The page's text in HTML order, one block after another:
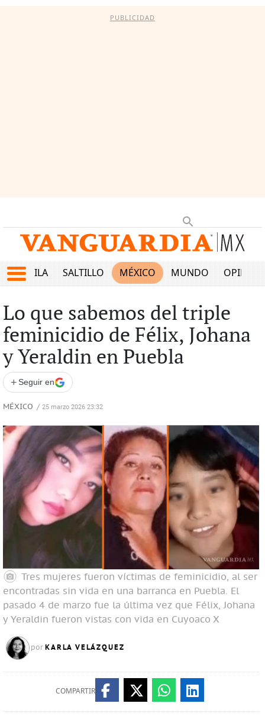
PUBLICIDAD
COAHUILA SALTILLO MÉXICO MUNDO OPINIÓN
Lo que sabemos del triple
feminicidio de Félix, Johana
y Yeraldin en Puebla
+ Seguir en
MÉXICO / 25 marzo 2026 23:32
Tres mujeres fueron víctimas de feminicidio, al ser
encontradas sin vida en una barranca en Puebla. El
pasado 4 de marzo fue la última vez que Félix, Johana
y Yeraldin fueron vistas con vida en Cuyoaco X
por KARLA VELÁZQUEZ
COMPARTIR